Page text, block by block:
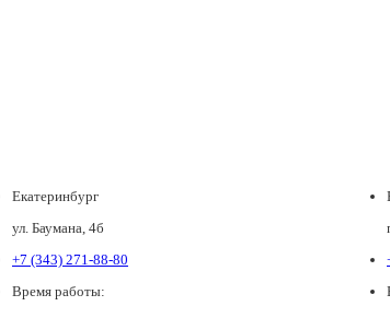
Екатеринбург
ул. Баумана, 4б
+7 (343) 271-88-80
Время работы: